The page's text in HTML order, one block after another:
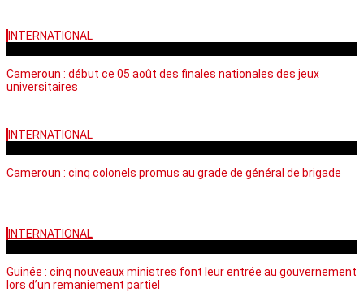
INTERNATIONAL
Cameroun : début ce 05 août des finales nationales des jeux
universitaires
INTERNATIONAL
Cameroun : cinq colonels promus au grade de général de brigade
INTERNATIONAL
Guinée : cinq nouveaux ministres font leur entrée au gouvernement
lors d’un remaniement partiel